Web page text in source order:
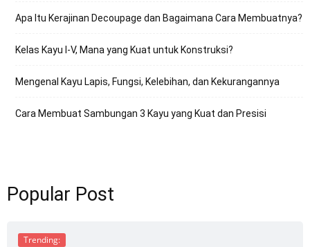
Apa Itu Kerajinan Decoupage dan Bagaimana Cara Membuatnya?
Kelas Kayu I-V, Mana yang Kuat untuk Konstruksi?
Mengenal Kayu Lapis, Fungsi, Kelebihan, dan Kekurangannya
Cara Membuat Sambungan 3 Kayu yang Kuat dan Presisi
Popular Post
Trending: